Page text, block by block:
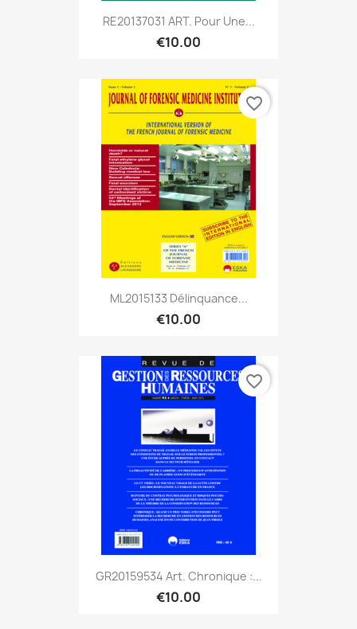
RE20137031 ART. Pour Une...
€10.00
ML2015133 Délinquance...
€10.00
favorite_border
GR20159534 Art. Chronique :...
€10.00
favorite_border